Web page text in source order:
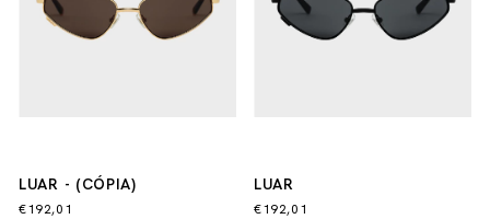
LUAR - (CÓPIA)
€192,01
LUAR
€192,01